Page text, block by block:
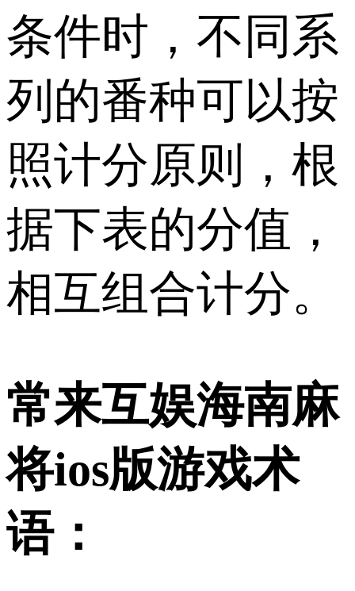
条件时，不同系
列的番种可以按
照计分原则，根
据下表的分值，
相互组合计分。
常来互娱海南麻
将ios版游戏术
语：